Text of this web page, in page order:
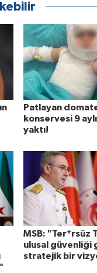
Patlayan
konservesi 9
yaktı!
MSB: "Ter*rsüz
ulusal güvenliği
stratejik bir